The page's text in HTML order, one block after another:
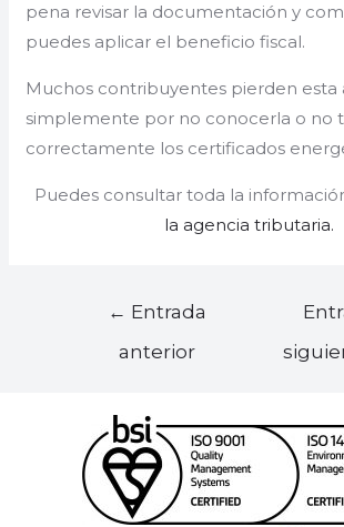
pena revisar la documentación y
puedes aplicar el beneficio fiscal.
Muchos contribuyentes pierden esta
simplemente por no conocerla o no
correctamente los certificados
Puedes consultar toda la
la agencia tributaria.
← Entrada
anterior